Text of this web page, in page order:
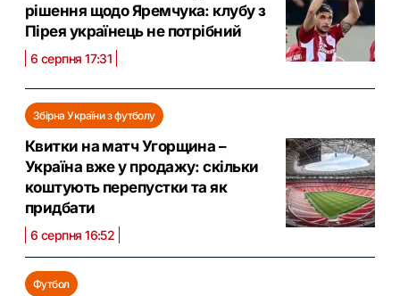
рішення щодо Яремчука: клубу з
Пірея українець не потрібний
6 серпня 17:31
Збірна України з футболу
Квитки на матч Угорщина –
Україна вже у продажу: скільки
коштують перепустки та як
придбати
6 серпня 16:52
Футбол